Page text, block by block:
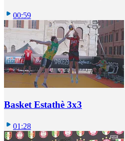
00:59
Basket Estathè 3x3
01:28